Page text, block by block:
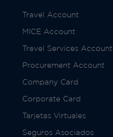
Travel Account
MICE Account
Travel Services Account
Procurement Account
Company Card
Corporate Card
Tarjetas Virtuales
Seguros Asociados